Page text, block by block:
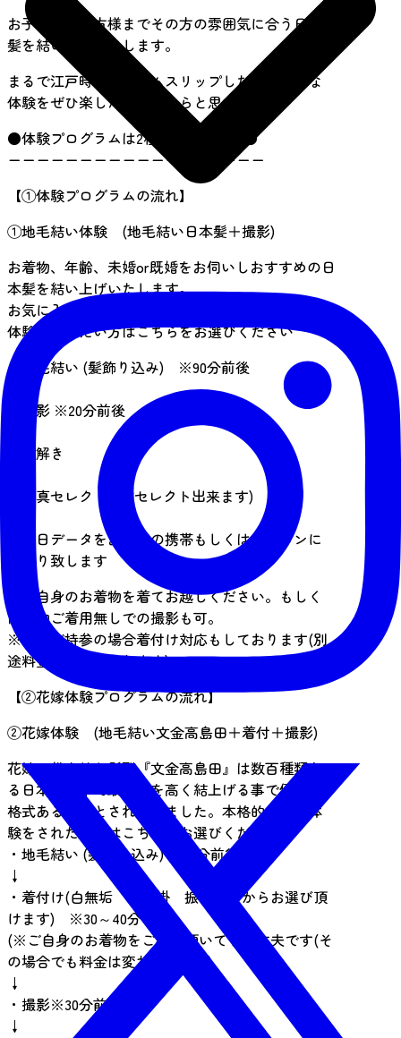
お子様から奥方様までその方の雰囲気に合う日本
髪を結い上げいたします。
まるで江戸時代にタイムスリップしたかのような
体験をぜひ楽しんで頂けたらと思います。
●体験プログラムは2種類ございます●
ーーーーーーーーーーーーーーーーーー
【①体験プログラムの流れ】
①地毛結い体験 (地毛結い日本髪＋撮影)
お着物、年齢、未婚or既婚をお伺いしおすすめの日
本髪を結い上げいたします。
お気に入りの着物＆日本髪で江戸時代の雰囲気を
体験してみたい方はこちらをお選びください
・地毛結い (髪飾り込み) ※90分前後
・撮影 ※20分前後
・髪解き
・写真セレクト(5枚セレクト出来ます)
・後日データをお客様の携帯もしくはパソコンに
お送り致します
※ご自身のお着物を着てお越しください。もしく
は着物ご着用無しでの撮影も可。
※着物ご持参の場合着付け対応もしております(別
途料金頂戴しております)
【②花嫁体験プログラムの流れ】
②花嫁体験 (地毛結い文金高島田＋着付＋撮影)
花嫁の代表的な髪型『文金高島田』は数百種類あ
る日本髪の中で最も根を高く結上げる事で優雅で
格式ある髪型とされていました。本格的な花嫁体
験をされたい方はこちらをお選びください
・地毛結い (髪飾り込み) ※90分前後
↓
・着付け(白無垢 色打掛 振袖の中からお選び頂
けます) ※30～40分
(※ご自身のお着物をご持参頂いても大丈夫です(そ
の場合でも料金は変わりません)
↓
・撮影※30分前後
↓